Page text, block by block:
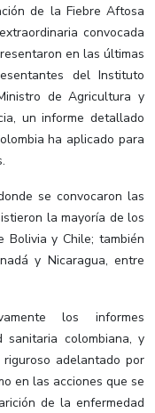
de la Fiebre Aftosa
convocada
en las últimas
del Instituto
de Agricultura y
un informe detallado
ha aplicado para
se convocaron las
la mayoría de los
Bolivia y Chile; también
y Nicaragua, entre
los informes
colombiana, y
adelantado por
en las acciones que se
de la enfermedad